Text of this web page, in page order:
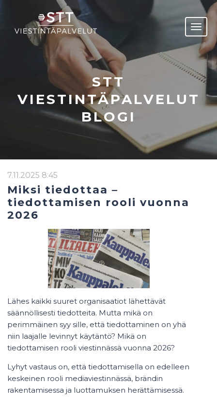
STT
VIESTINTÄPALVELUT
BLOGI
7.11.2025 8:45
Miksi tiedottaa –
tiedottamisen rooli vuonna
2026
Lähes kaikki suuret organisaatiot lähettävät
säännöllisesti tiedotteita. Mutta mikä on
perimmäinen syy sille, että tiedottaminen on yhä
niin laajalle levinnyt käytäntö? Mikä on
tiedottamisen rooli viestinnässä vuonna 2026?
Lyhyt vastaus on, että tiedottamisella on edelleen
keskeinen rooli mediaviestinnässä, brändin
rakentamisessa ja luottamuksen herättämisessä.